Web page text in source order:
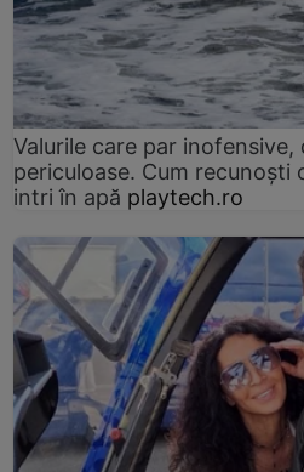
Valurile care par inofensive,
periculoase. Cum
intri în apă playtech.ro